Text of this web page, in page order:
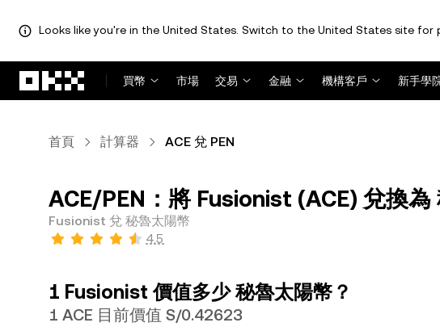
Looks like you're in the United States. Switch to the United States site for
買幣
市場 交易 金融 機構客戶 新手學
首頁 計算器 ACE 兌 PEN
ACE/PEN：將 Fusionist (ACE) 兌換為
Fusionist 兌 秘魯太陽幣
4.5
1 Fusionist 價值多少 秘魯太陽幣？
1 ACE 目前價值 S/0.42623